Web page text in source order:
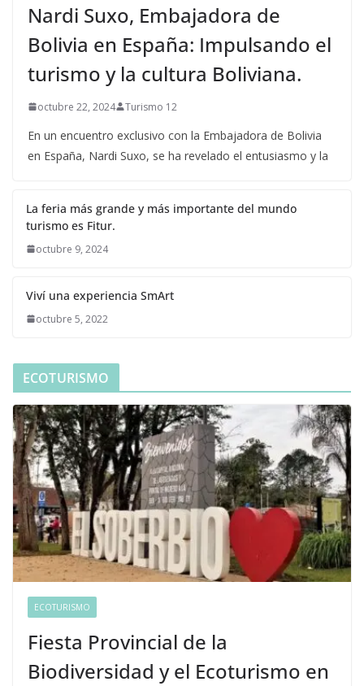
Nardi Suxo, Embajadora de
Bolivia en España: Impulsando el
turismo y la cultura Boliviana.
octubre 22, 2024 Turismo 12
En un encuentro exclusivo con la Embajadora de Bolivia
en España, Nardi Suxo, se ha revelado el entusiasmo y la
La feria más grande y más importante del mundo
turismo es Fitur.
octubre 9, 2024
Viví una experiencia SmArt
octubre 5, 2022
ECOTURISMO
ECOTURISMO
Fiesta Provincial de la
Biodiversidad y el Ecoturismo en